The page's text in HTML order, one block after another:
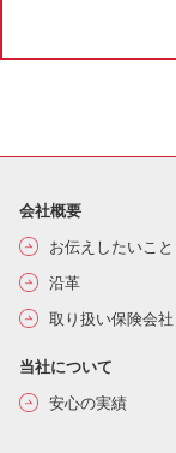
会社概要
お伝えしたいこと
沿革
取り扱い保険会社
当社について
安心の実績